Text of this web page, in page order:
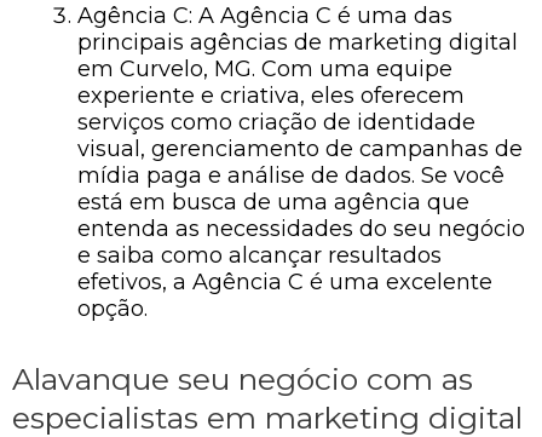
Agência C: A Agência C é uma das
principais agências de marketing digital
em Curvelo, MG. Com uma equipe
experiente e criativa, eles oferecem
serviços como criação de identidade
visual, gerenciamento de campanhas de
mídia paga e análise de dados. Se você
está em busca de uma agência que
entenda as necessidades do seu negócio
e saiba como alcançar resultados
efetivos, a Agência C é uma excelente
opção.
Alavanque seu negócio com as
especialistas em marketing digital